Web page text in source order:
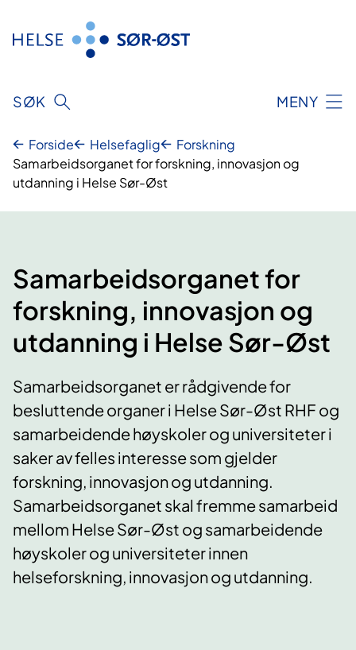
innhold
SØK MENY
Forside Helsefaglig
Forskning
Samarbeidsorganet for forskning, innovasjon og
utdanning i Helse Sør-Øst
Samarbeidsorganet for
forskning, innovasjon og
utdanning i Helse Sør-Øst
Samarbeidsorganet er rådgivende for
besluttende organer i Helse Sør-Øst RHF og
samarbeidende høyskoler og universiteter i
saker av felles interesse som gjelder
forskning, innovasjon og utdanning.
Samarbeidsorganet skal fremme samarbeid
mellom Helse Sør-Øst og samarbeidende
høyskoler og universiteter innen
helseforskning, innovasjon og utdanning.